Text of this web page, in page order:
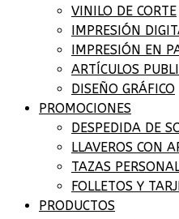
VINILO DE CORTE
IMPRESIÓN
IMPRESIÓN EN
ARTÍCULOS
DISEÑO GRÁFICO
PROMOCIONES
DESPEDIDA DE
LLAVEROS CON
TAZAS
FOLLETOS Y
PRODUCTOS